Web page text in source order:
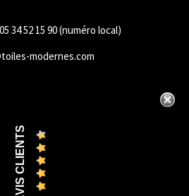
05 34 52 15 90 (numéro local)
modernes.com
AVIS CLIENTS